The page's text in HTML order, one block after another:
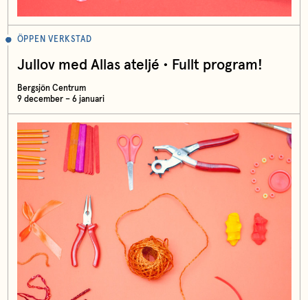
ÖPPEN VERKSTAD
Jullov med Allas ateljé • Fullt program!
Bergsjön Centrum
9 december – 6 januari